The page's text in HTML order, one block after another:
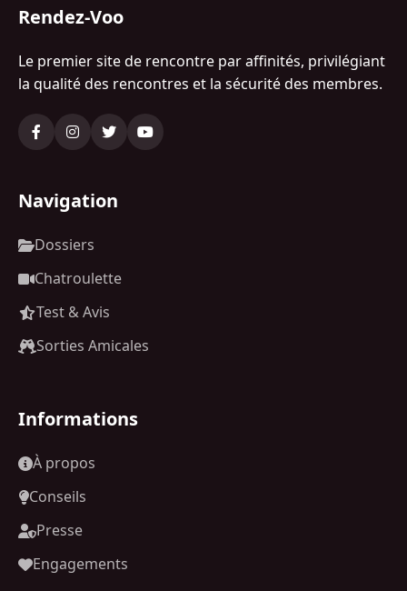
Rendez-Voo
Le premier site de rencontre par affinités, privilégiant
la qualité des rencontres et la sécurité des membres.
Navigation
Dossiers
Chatroulette
Test & Avis
Sorties Amicales
Informations
À propos
Conseils
Presse
Engagements